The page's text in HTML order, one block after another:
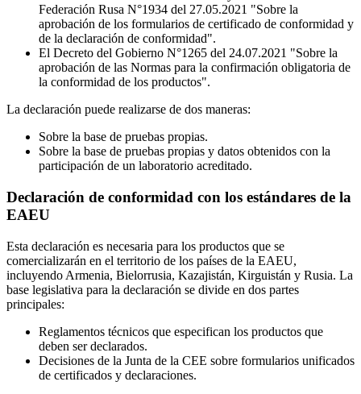
Federación Rusa N°1934 del 27.05.2021 "Sobre la
aprobación de los formularios de certificado de conformidad y
de la declaración de conformidad".
El Decreto del Gobierno N°1265 del 24.07.2021 "Sobre la
aprobación de las Normas para la confirmación obligatoria de
la conformidad de los productos".
La declaración puede realizarse de dos maneras:
Sobre la base de pruebas propias.
Sobre la base de pruebas propias y datos obtenidos con la
participación de un laboratorio acreditado.
Declaración de conformidad con los estándares de la
EAEU
Esta declaración es necesaria para los productos que se
comercializarán en el territorio de los países de la EAEU,
incluyendo Armenia, Bielorrusia, Kazajistán, Kirguistán y Rusia. La
base legislativa para la declaración se divide en dos partes
principales:
Reglamentos técnicos que especifican los productos que
deben ser declarados.
Decisiones de la Junta de la CEE sobre formularios unificados
de certificados y declaraciones.